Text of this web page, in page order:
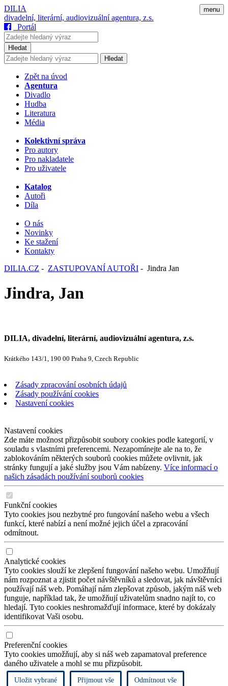
menu
DILIA
divadelní, literární, audiovizuální agentura, z.s.
Portál
Hledat
Hledat
Zpět na úvod
Agentura
Divadlo
Hudba
Literatura
Média
Kolektivní správa
Pro autory
Pro nakladatele
Pro uživatele
Katalog
Autoři
Díla
O nás
Novinky
Ke stažení
Kontakty
DILIA.CZ - ZASTUPOVANÍ AUTOŘI - Jindra Jan
Jindra, Jan
DILIA, divadelní, literární, audiovizuální agentura, z.s.
Krátkého 143/1, 190 00 Praha 9, Czech Republic
Zásady zpracování osobních údajů
Zásady používání cookies
Nastavení cookies
Nastavení cookies
Zde máte možnost přizpůsobit soubory cookies podle kategorií, v
souladu s vlastními preferencemi. Nezapomínejte ale na to, že
zablokováním některých souborů cookies můžete ovlivnit, jak
stránky fungují a jaké služby jsou Vám nabízeny. Více informací o
našich zásadách používání souborů cookies
Funkční cookies
Tyto cookies jsou nezbytné pro fungování našeho webu a všech
funkcí, které nabízí a není možné jejich účel a zpracování
odmítnout.
Analytické cookies
Tyto cookies slouží ke zlepšení fungování našeho webu. Umožňují
nám rozpoznat a zjistit počet návštěvníků a sledovat, jak návštěvníci
používají náš web. Pomáhají nám zlepšovat způsob, jakým náš web
funguje, například tak, že umožňují uživatelům snadno najít to, co
hledají. Tyto cookies neshromažďují informace, které by dokázaly
identifikovat Vaši osobu.
Preferenční cookies
Tyto cookies umožňují, aby si náš web zapamatoval preference
daného uživatele a mohl se mu přizpůsobit.
Uložit vybrané Přijmout vše Odmítnout vše